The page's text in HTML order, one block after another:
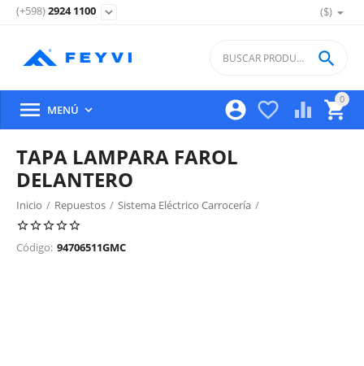
($)
(+598)2924 1100 expand_more
0

 


 MENÚ 
TAPA LAMPARA FAROL
DELANTERO
Inicio / Repuestos / Sistema Eléctrico Carrocería /
Iluminacion Exterior Delantera
Código: 94706511GMC